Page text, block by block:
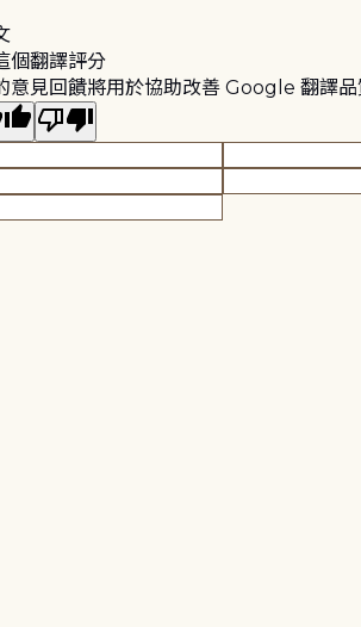
個翻譯評分
意見回饋將用於協助改善 Google 翻譯品